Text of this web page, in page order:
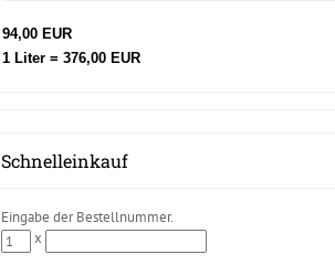
94,00 EUR
1 Liter = 376,00 EUR
Schnelleinkauf
Eingabe der Bestellnummer.
x